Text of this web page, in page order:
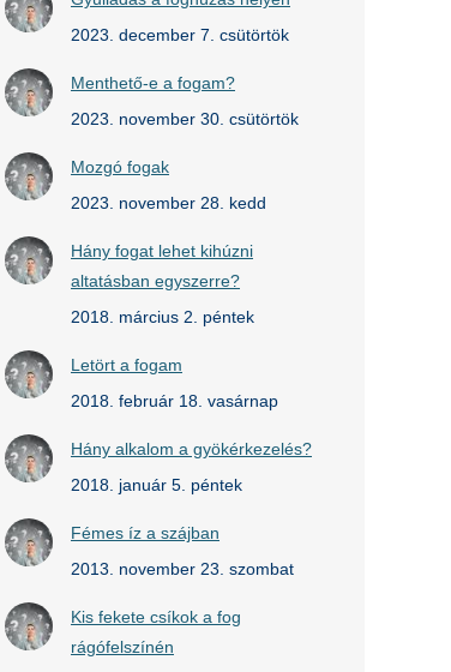
2023. december 7. csütörtök
Menthető-e a fogam?
2023. november 30. csütörtök
Mozgó fogak
2023. november 28. kedd
Hány fogat lehet kihúzni
altatásban egyszerre?
2018. március 2. péntek
Letört a fogam
2018. február 18. vasárnap
Hány alkalom a gyökérkezelés?
2018. január 5. péntek
Fémes íz a szájban
2013. november 23. szombat
Kis fekete csíkok a fog
rágófelszínén